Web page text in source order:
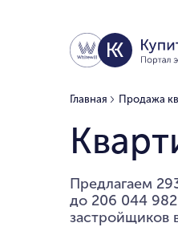
Главная Продажа
Предлагаем
до 206 044
застройщиков